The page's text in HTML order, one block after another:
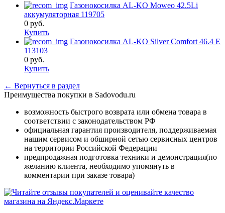
Газонокосилка AL-KO Moweo 42.5Li
аккумуляторная 119705
0 руб.
Купить
Газонокосилка AL-KO Silver Comfort 46.4 E
113103
0 руб.
Купить
← Вернуться в раздел
Преимущества покупки в Sadovodu.ru
возможность быстрого возврата или обмена товара в
соответствии с законодательством РФ
официальная гарантия производителя, поддерживаемая
нашим сервисом и обширной сетью сервисных центров
на территории Российской Федерации
предпродажная подготовка техники и демонстрация(по
желанию клиента, необходимо упомянуть в
комментарии при заказе товара)